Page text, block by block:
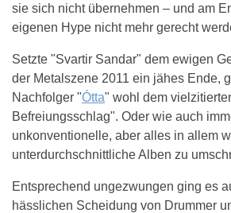
sie sich nicht übernehmen – und am
eigenen Hype nicht mehr gerecht
Setzte "Svartir Sandar" dem ewigen
der Metalszene 2011 ein jähes Ende,
Nachfolger "Ótta" wohl dem
Befreiungsschlag". Oder wie auch
unkonventionelle, aber alles in allem
unterdurchschnittliche Alben zu
Entsprechend ungezwungen ging es
hässlichen Scheidung von Drummer